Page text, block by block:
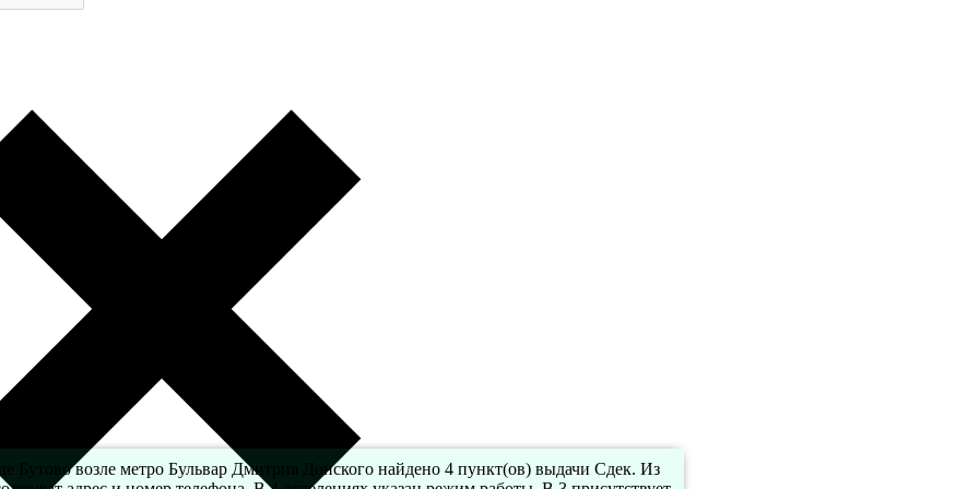
Бутово возле метро Бульвар Дмитрия Донского найдено 4 пункт(ов) выдачи Сдек. Из